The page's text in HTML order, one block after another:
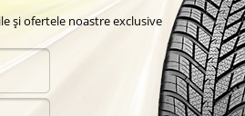
și ofertele noastre exclusive